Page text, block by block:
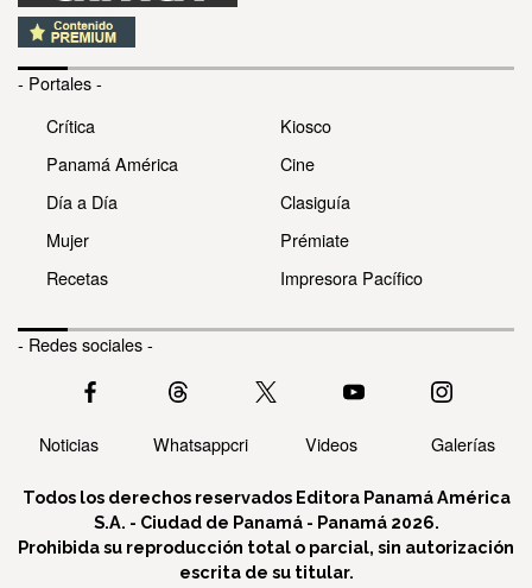
- Portales -
Crítica
Panamá América
Día a Día
Mujer
Recetas
Kiosco
Cine
Clasiguía
Prémiate
Impresora Pacífico
- Redes sociales -
Noticias Whatsappcri Videos Galerías
Todos los derechos reservados Editora Panamá América
S.A. - Ciudad de Panamá - Panamá 2026.
Prohibida su reproducción total o parcial, sin autorización
escrita de su titular.